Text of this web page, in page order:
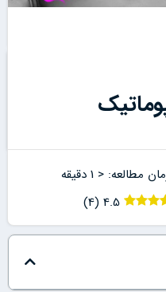
مطالعه: < 1 دقیقه
4.5
(
4
)